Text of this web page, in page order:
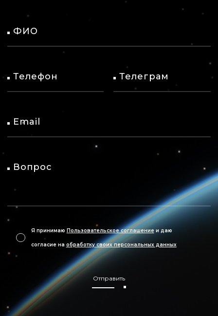
ФИО
Телефон Телеграм
Email
Вопрос
Я принимаю Пользовательское соглашениеи даю
согласие на обработку своих персональных данных
Отправить